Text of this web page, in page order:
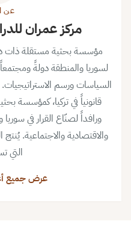
عن
مركز عمران
مؤسسة بحثية مستقلة ذات دور
لسوريا والمنطقة دولةً
السياسات ورسم
قانونياً في تركيا، كمؤسسة
ورافداً لصنّاع القرار في
والاقتصادية والاجتماعية.
التي
عرض جميع